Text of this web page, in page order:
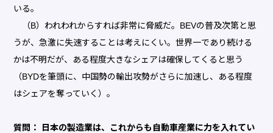
いる。
（B）われわれからすれば非常に脅威だ。BEVの普及次第と思
うが、急激に失速することは考えにくい。世界一であり続ける
かは不明だが、ある程度大きなシェアは確保してくると思う
（BYDを筆頭に、中国勢の輸出攻勢がさらに加速し、ある程度
はシェアを奪っていく）。
質問： 日本の製造業は、これからも自動車産業に力を入れてい